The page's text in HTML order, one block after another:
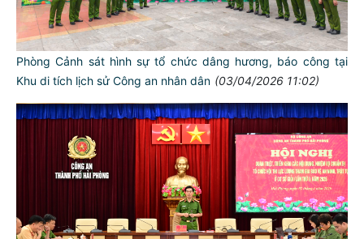
Phòng Cảnh sát hình sự tổ chức dâng hương, báo công tại
Khu di tích lịch sử Công an nhân dân (03/04/2026 11:02)